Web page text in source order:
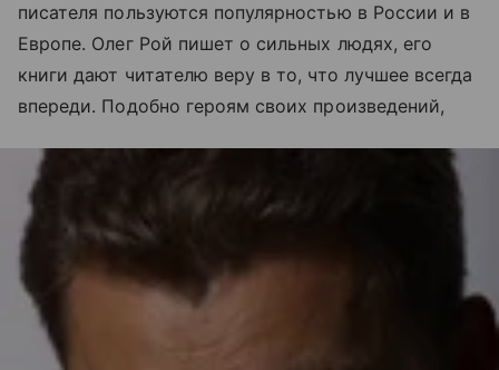
писателя пользуются популярностью в России и в
Европе. Олег Рой пишет о сильных людях, его
книги дают читателю веру в то, что лучшее всегда
впереди. Подобно героям своих произведений,